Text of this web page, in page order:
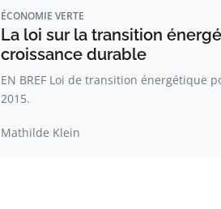
ÉCONOMIE VERTE
La loi sur la transition
croissance durable
EN BREF Loi de transition énergétique
2015.
Mathilde Klein